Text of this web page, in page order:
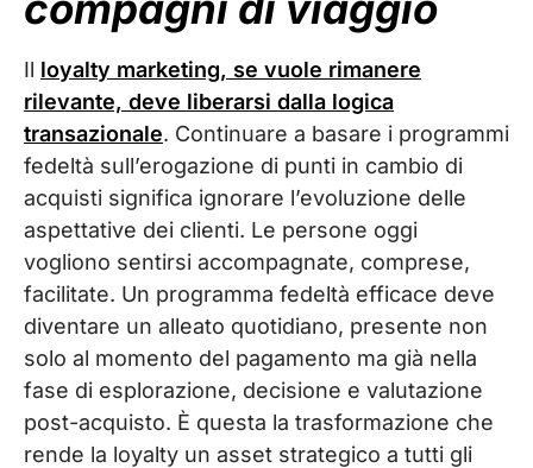
Il loyalty marketing, se vuole rimanere
rilevante, deve liberarsi dalla logica
transazionale. Continuare a basare i programmi
fedeltà sull’erogazione di punti in cambio di
acquisti significa ignorare l’evoluzione delle
aspettative dei clienti. Le persone oggi
vogliono sentirsi accompagnate, comprese,
facilitate. Un programma fedeltà efficace deve
diventare un alleato quotidiano, presente non
solo al momento del pagamento ma già nella
fase di esplorazione, decisione e valutazione
post-acquisto. È questa la trasformazione che
rende la loyalty un asset strategico a tutti gli